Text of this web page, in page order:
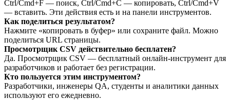
Ctrl/Cmd+F — поиск, Ctrl/Cmd+C — копировать, Ctrl/Cmd+V
— вставить. Эти действия есть и на панели инструментов.
Как поделиться результатом?
Нажмите «копировать в буфер» или сохраните файл. Можно
поделиться URL страницы.
Просмотрщик CSV действительно бесплатен?
Да. Просмотрщик CSV — бесплатный онлайн‑инструмент для
разработчиков и работает без регистрации.
Кто пользуется этим инструментом?
Разработчики, инженеры QA, студенты и аналитики данных
используют его ежедневно.